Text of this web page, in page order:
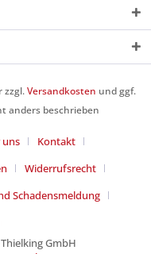
zzgl.Versandkosten und ggf.
anders beschrieben
uns
Kontakt
Widerrufsrecht
Schadensmeldung
GmbH